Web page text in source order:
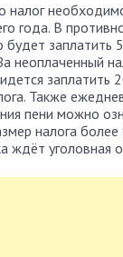
налог
года. В
заплатить
неоплаченный
заплатить
Также
пени можно
налога
ждёт уголовная